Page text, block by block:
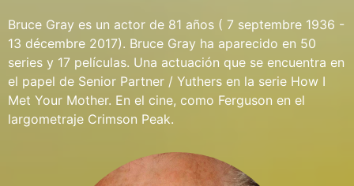
Bruce Gray es un actor de 81 años ( 7 septembre 1936 -
13 décembre 2017). Bruce Gray ha aparecido en 50
series y 17 películas. Una actuación que se encuentra en
el papel de Senior Partner / Yuthers en la serie How I
Met Your Mother. En el cine, como Ferguson en el
largometraje Crimson Peak.